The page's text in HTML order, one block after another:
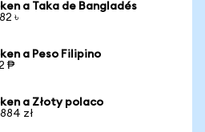
a Taka de Bangladés
৳
a Peso Filipino
₱
a Złoty polaco
zł